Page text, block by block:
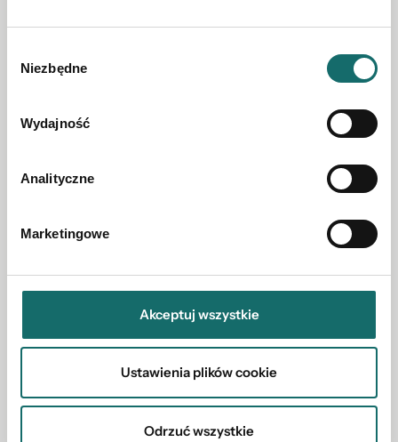
zgody
Niezbędne
Wydajność
Analityczne
Marketingowe
Akceptuj wszystkie
Ustawienia plików cookie
Odrzuć wszystkie
560.29 m²
2 250 000 PLN